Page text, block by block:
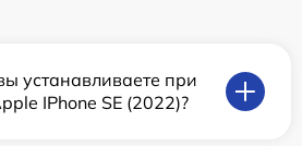
устанавливаете при
IPhone SE (2022)?